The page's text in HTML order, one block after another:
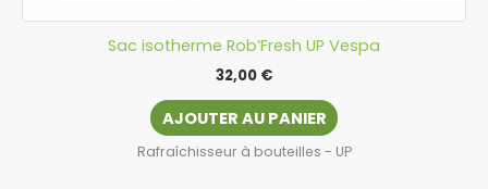
Sac isotherme Rob’Fresh UP Vespa
32,00 €
AJOUTER AU PANIER
Rafraîchisseur à bouteilles - UP